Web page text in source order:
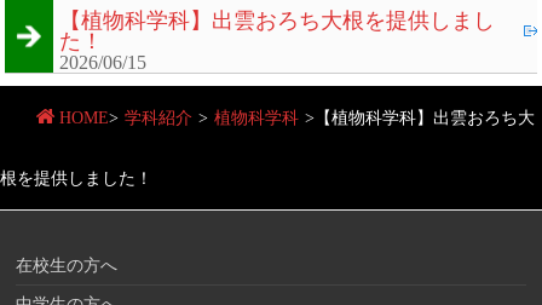
【植物科学科】出雲おろち大根を提供しまし
た！
2026/06/15
HOME> 学科紹介 > 植物科学科 > 【植物科学科】出雲おろち大
根を提供しました！
在校生の方へ